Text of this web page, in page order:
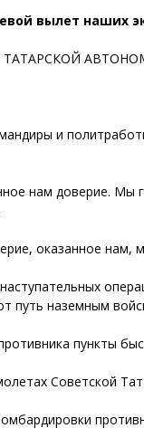
вылет наших
и
нам доверие. Мы
оказанное нам,
наступательных
путь наземным
пункты
Советской